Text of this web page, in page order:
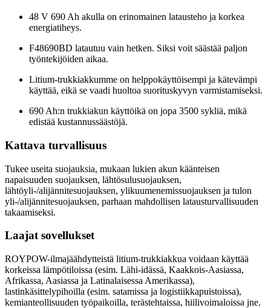
48 V 690 Ah akulla on erinomainen latausteho ja korkea
energiatiheys.
F48690BD latautuu vain hetken. Siksi voit säästää paljon
työntekijöiden aikaa.
Litium-trukkiakkumme on helppokäyttöisempi ja kätevämpi
käyttää, eikä se vaadi huoltoa suorituskyvyn varmistamiseksi.
690 Ah:n trukkiakun käyttöikä on jopa 3500 sykliä, mikä
edistää kustannussäästöjä.
Kattava turvallisuus
Tukee useita suojauksia, mukaan lukien akun käänteisen
napaisuuden suojauksen, lähtösulusuojauksen,
lähtöyli-/alijännitesuojauksen, ylikuumenemissuojauksen ja tulon
yli-/alijännitesuojauksen, parhaan mahdollisen latausturvallisuuden
takaamiseksi.
Laajat sovellukset
ROYPOW-ilmajäähdytteistä litium-trukkiakkua voidaan käyttää
korkeissa lämpötiloissa (esim. Lähi-idässä, Kaakkois-Aasiassa,
Afrikassa, Aasiassa ja Latinalaisessa Amerikassa),
lastinkäsittelypihoilla (esim. satamissa ja logistiikkapuistoissa),
kemianteollisuuden työpaikoilla, terästehtaissa, hiilivoimaloissa jne.